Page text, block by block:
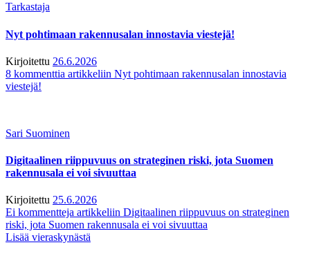
Tarkastaja
Nyt pohtimaan rakennusalan innostavia viestejä!
Kirjoitettu 26.6.2026
8 kommenttia artikkeliin Nyt pohtimaan rakennusalan innostavia
viestejä!
Sari Suominen
Digitaalinen riippuvuus on strateginen riski, jota Suomen
rakennusala ei voi sivuuttaa
Kirjoitettu 25.6.2026
Ei kommentteja artikkeliin Digitaalinen riippuvuus on strateginen
riski, jota Suomen rakennusala ei voi sivuuttaa
Lisää vieraskynästä